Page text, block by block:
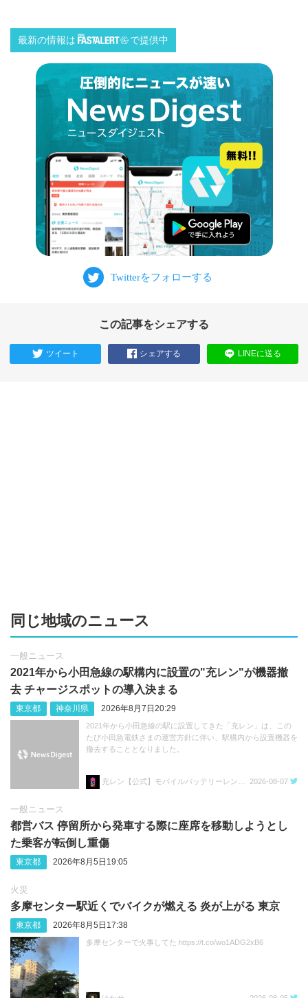
最新の情報は で提供中
この記事をシェアする
ツイート シェアする LINEに送る
同じ地域のニュース
一般ニュース
2021年から小田急線の駅構内に設置の"充レン"が機器撤
去 チャージスポットの導入決まる
東京都 神奈川県 2026年8月7日20:29
2021年から小田急線の駅に設置してきた「充レン」は、この
たび小田急電鉄さまの運営方針に伴い、駅構内から設置機器を
撤去することとなりました。
2026-08-07
一般ニュース
都営バス 停留所から発車する際に座席を移動しようとし
た乗客が転倒し重傷
東京都 2026年8月5日19:05
火災
多摩センター駅近くでバイクが燃える 炎が上がる 東京
東京都 2026年8月5日17:38
多摩センターで火事してた https://t.co/wo1ADG2xB6